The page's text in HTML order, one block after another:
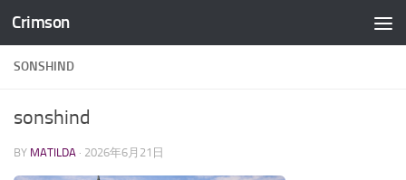
コンテンツへスキップ
Crimson
SONSHIND
sonshind
BY MATILDA · 2026年6月21日